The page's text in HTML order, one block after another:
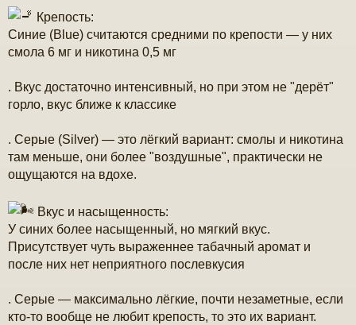
Крепость:
Синие (Blue) считаются средними по крепости — у них
смола 6 мг и никотина 0,5 мг
. Вкуc достаточно интенсивный, но при этом не "дерёт"
горло, вкус ближе к классике
. Серые (Silver) — это лёгкий вариант: смолы и никотина
там меньше, они более "воздушные", практически не
ощущаются на вдохе.
Вкус и насыщенность:
У синих более насыщенный, но мягкий вкус.
Присутствует чуть выраженнее табачный аромат и
после них нет неприятного послевкусия
. Серые — максимально лёгкие, почти незаметные, если
кто-то вообще не любит крепость, то это их вариант.